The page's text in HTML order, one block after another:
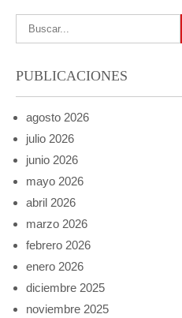
PUBLICACIONES
agosto 2026
julio 2026
junio 2026
mayo 2026
abril 2026
marzo 2026
febrero 2026
enero 2026
diciembre 2025
noviembre 2025